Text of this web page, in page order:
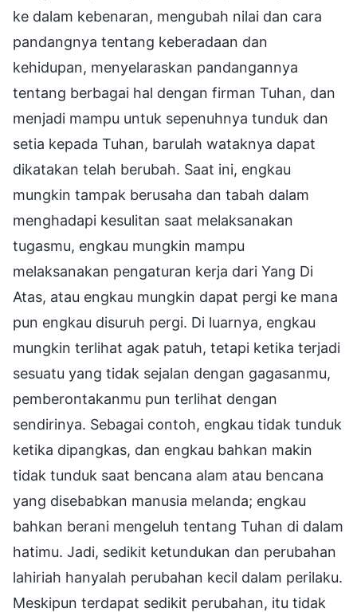
ke dalam kebenaran, mengubah nilai dan cara
pandangnya tentang keberadaan dan
kehidupan, menyelaraskan pandangannya
tentang berbagai hal dengan firman Tuhan, dan
menjadi mampu untuk sepenuhnya tunduk dan
setia kepada Tuhan, barulah wataknya dapat
dikatakan telah berubah. Saat ini, engkau
mungkin tampak berusaha dan tabah dalam
menghadapi kesulitan saat melaksanakan
tugasmu, engkau mungkin mampu
melaksanakan pengaturan kerja dari Yang Di
Atas, atau engkau mungkin dapat pergi ke mana
pun engkau disuruh pergi. Di luarnya, engkau
mungkin terlihat agak patuh, tetapi ketika terjadi
sesuatu yang tidak sejalan dengan gagasanmu,
pemberontakanmu pun terlihat dengan
sendirinya. Sebagai contoh, engkau tidak tunduk
ketika dipangkas, dan engkau bahkan makin
tidak tunduk saat bencana alam atau bencana
yang disebabkan manusia melanda; engkau
bahkan berani mengeluh tentang Tuhan di dalam
hatimu. Jadi, sedikit ketundukan dan perubahan
lahiriah hanyalah perubahan kecil dalam perilaku.
Meskipun terdapat sedikit perubahan, itu tidak